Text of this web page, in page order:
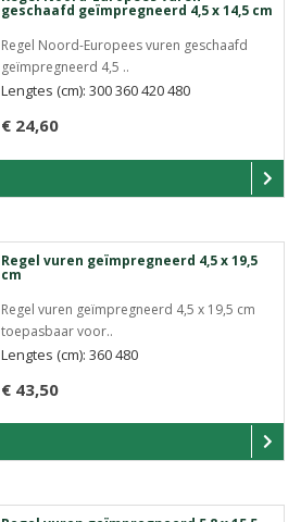
geschaafd geïmpregneerd 4,5 x 14,5 cm
Regel Noord-Europees vuren geschaafd
geïmpregneerd 4,5 ..
€ 24,60
Lengtes (cm): 300 360 420 480
Regel vuren geïmpregneerd 4,5 x 19,5
cm
Regel vuren geïmpregneerd 4,5 x 19,5 cm
toepasbaar voor..
€ 43,50
Lengtes (cm): 360 480